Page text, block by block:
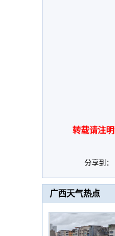
转载请注
分享到：
广西天气热点